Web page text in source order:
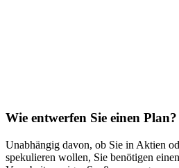
Wie entwerfen Sie einen Plan?
Unabhängig davon, ob Sie in Aktien
spekulieren wollen, Sie benötigen